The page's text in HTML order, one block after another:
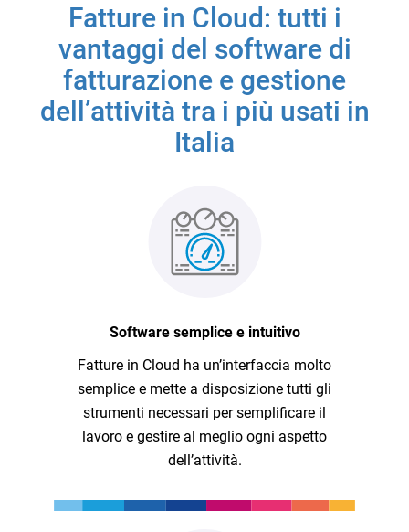
Fatture in Cloud: tutti i
vantaggi del software di
fatturazione e gestione
dell’attività tra i più usati in
Italia
Software semplice e intuitivo
Fatture in Cloud ha un’interfaccia molto
semplice e mette a disposizione tutti gli
strumenti necessari per semplificare il
lavoro e gestire al meglio ogni aspetto
dell’attività.